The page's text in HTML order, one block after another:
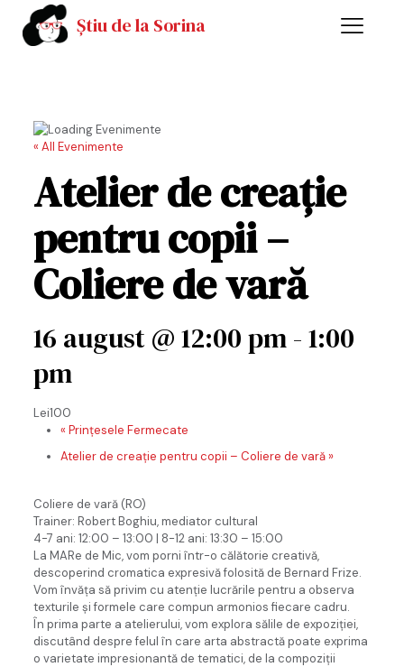
Știu de la Sorina
« All Evenimente
Atelier de creație
pentru copii –
Coliere de vară
16 august @ 12:00 pm-1:00
pm
Lei100
« Prințesele Fermecate
Atelier de creație pentru copii – Coliere de vară»
Coliere de vară (RO)
Trainer: Robert Boghiu, mediator cultural
4-7 ani: 12:00 – 13:00 | 8-12 ani: 13:30 – 15:00
La MARe de Mic, vom porni într-o călătorie creativă,
descoperind cromatica expresivă folosită de Bernard Frize.
Vom învăța să privim cu atenție lucrările pentru a observa
texturile și formele care compun armonios fiecare cadru.
În prima parte a atelierului, vom explora sălile de expoziției,
discutând despre felul în care arta abstractă poate exprima
o varietate impresionantă de tematici, de la compoziții